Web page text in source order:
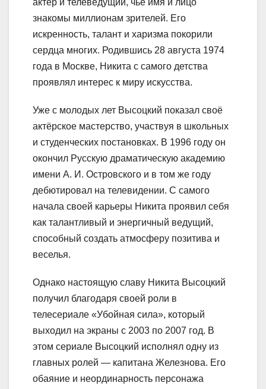
актёр и телеведущий, чьё имя и лицо
знакомы миллионам зрителей. Его
искренность, талант и харизма покорили
сердца многих. Родившись 28 августа 1974
года в Москве, Никита с самого детства
проявлял интерес к миру искусства.
Уже с молодых лет Высоцкий показал своё
актёрское мастерство, участвуя в школьных
и студенческих постановках. В 1996 году он
окончил Русскую драматическую академию
имени А. И. Островского и в том же году
дебютировал на телевидении. С самого
начала своей карьеры Никита проявил себя
как талантливый и энергичный ведущий,
способный создать атмосферу позитива и
веселья.
Однако настоящую славу Никита Высоцкий
получил благодаря своей роли в
телесериале «Убойная сила», который
выходил на экраны с 2003 по 2007 год. В
этом сериале Высоцкий исполнял одну из
главных ролей — капитана Железнова. Его
обаяние и неординарность персонажа